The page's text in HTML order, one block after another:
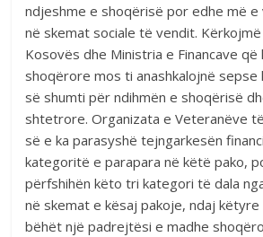
ndjeshme e shoqërisë por edhe më
në skemat sociale të vendit.
Kosovës dhe Ministria e Financave
shoqërore mos ti anashkalojnë sepse
së shumti për ndihmën e shoqërisë
shtetrore. Organizata e Veteranëve
së e ka parasyshë tejngarkesën
kategoritë e parapara në këtë pako,
përfshihën këto tri kategori të dala
në skemat e kësaj pakoje, ndaj
bëhët një padrejtësi e madhe